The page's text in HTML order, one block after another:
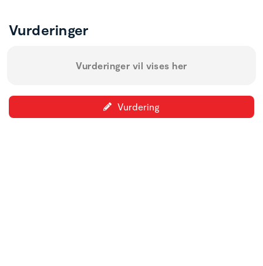
Vurderinger
Vurderinger vil vises her
Vurdering